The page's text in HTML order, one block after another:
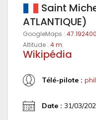
Saint
ATLANTIQUE)
GoogleMaps :
Altitude : 4 m.
Wikipédia
Télé-pilote :
Date : 31/03/